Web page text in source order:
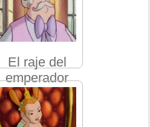
El raje del
emperador